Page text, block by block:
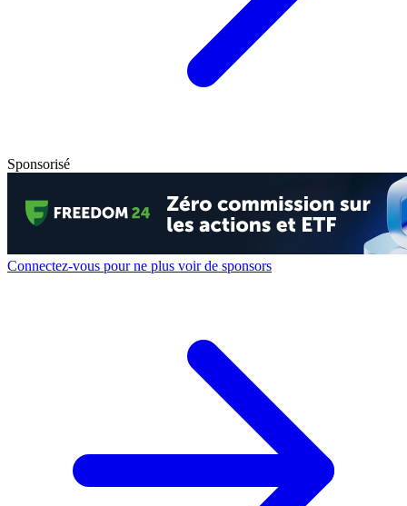
Sponsorisé
Connectez-vous pour ne plus voir de sponsors